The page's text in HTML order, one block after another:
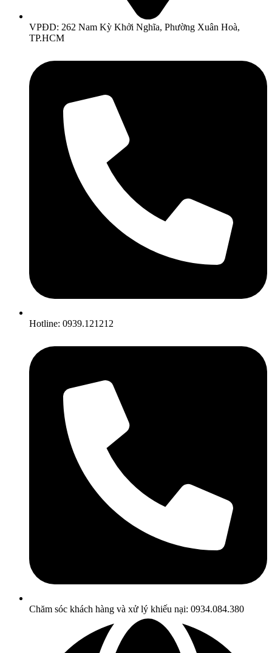
VPĐD: 262 Nam Kỳ Khởi Nghĩa, Phường Xuân Hoà,
TP.HCM
Hotline: 0939.121212
Chăm sóc khách hàng và xử lý khiếu nại: 0934.084.380